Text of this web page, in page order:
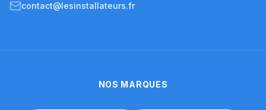
contact@lesinstallateurs.fr
NOS MARQUES